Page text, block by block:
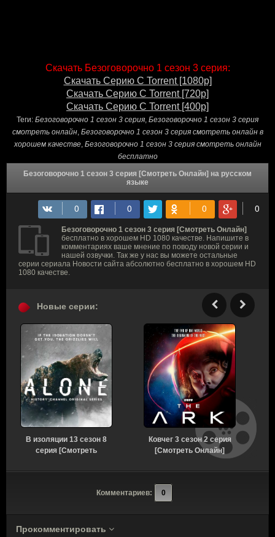
Скачать Безоговорочно 1 сезон 3 серия:
Скачать Серию С Torrent [1080p]
Скачать Серию С Torrent [720p]
Скачать Серию С Torrent [400p]
Теги: Безоговорочно 1 сезон 3 серия, Безоговорочно 1 сезон 3 серия
смотреть онлайн, Безоговорочно 1 сезон 3 серия смотреть онлайн в
хорошем качестве, Безоговорочно 1 сезон 3 серия смотреть онлайн
бесплатно
Безоговорочно 1 сезон 3 серия [Смотреть Онлайн] на русском
языке
Безоговорочно 1 сезон 3 серия [Смотреть Онлайн]
бесплатно в хорошем HD 1080 качестве. Напишите в
комментариях ваше мнение по поводу новой серии и
нашей озвучки. Так же у нас вы можете остальные
серии сериала Новости сайта абсолютно бесплатно в хорошем HD
1080 качестве.
Новые серии:
В изоляции 13 сезон 8
серия [Смотреть
Ковчег 3 сезон 2 серия
[Смотреть Онлайн]
Комментариев: 0
Прокомментировать